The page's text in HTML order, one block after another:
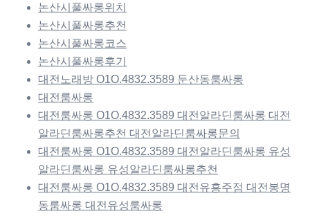
논산시풀싸롱위치
논산시풀싸롱추천
논산시풀싸롱코스
논산시풀싸롱후기
대전노래방 O1O.4832.3589 둔산동룸싸롱
대전룸싸롱
대전룸싸롱 O1O.4832.3589 대전알라딘룸싸롱 대전
알라딘룸싸롱추천 대전알라딘룸싸롱문의
대전룸싸롱 O1O.4832.3589 대전알라딘룸싸롱 유성
알라딘룸싸롱 유성알라딘룸싸롱추천
대전룸싸롱 O1O.4832.3589 대전유흥주점 대전봉명
동룸싸롱 대전유성룸싸롱